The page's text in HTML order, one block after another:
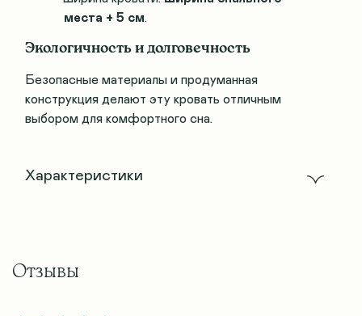
места + 5 см.
Экологичность и долговечность
Безопасные материалы и продуманная
конструкция делают эту кровать отличным
выбором для комфортного сна.
Характеристики
Отзывы